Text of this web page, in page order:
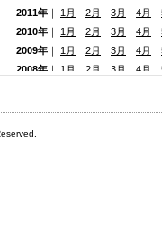
2011年 ｜ 1月 2月 3月 4月
2010年 ｜ 1月 2月 3月 4月
2009年 ｜ 1月 2月 3月 4月
2008年 ｜ 1月 2月 3月 4月